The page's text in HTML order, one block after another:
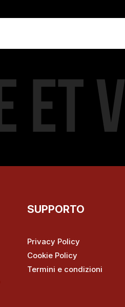
SUPPORTO
Privacy Policy
Cookie Policy
Termini e condizioni